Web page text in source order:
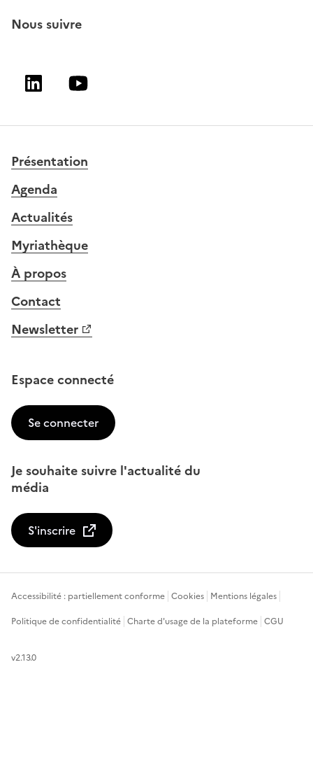
Nous suivre
LinkedinYoutube
Présentation
Agenda
Actualités
Myriathèque
À propos
Contact
Newsletter
Espace connecté
Se connecter
Je souhaite suivre l'actualité du
média
S'inscrire
Accessibilité : partiellement conforme Cookies Mentions légales
Politique de confidentialité Charte d'usage de la plateforme CGU
v2.13.0